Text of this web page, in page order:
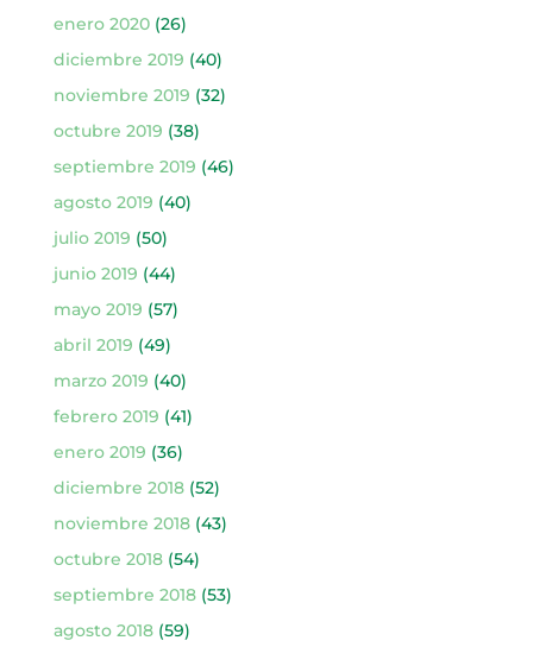
enero 2020(26)
diciembre 2019 (40)
noviembre 2019 (32)
octubre 2019 (38)
septiembre 2019 (46)
agosto 2019 (40)
julio 2019 (50)
junio 2019 (44)
mayo 2019 (57)
abril 2019 (49)
marzo 2019 (40)
febrero 2019 (41)
enero 2019 (36)
diciembre 2018(52)
noviembre 2018(43)
octubre 2018(54)
septiembre 2018(53)
agosto 2018(59)